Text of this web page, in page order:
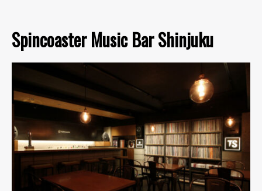
Spincoaster Music Bar Shinjuku